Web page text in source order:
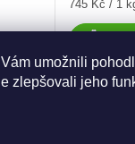
umožnili
zlepšovali jeho
Měrná
745 Kč / 1